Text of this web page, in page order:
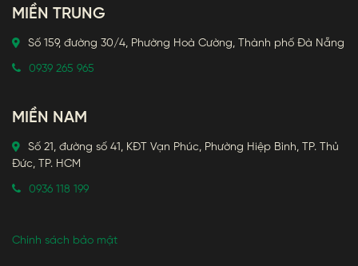
MIỀN TRUNG
Số 159, đường 30/4, Phường Hoà Cường, Thành phố Đà Nẵng
0939 265 965
MIỀN NAM
Số 21, đường số 41, KĐT Vạn Phúc, Phường Hiệp Bình, TP. Thủ
Đức, TP. HCM
0936 118 199
Chính sách bảo mật